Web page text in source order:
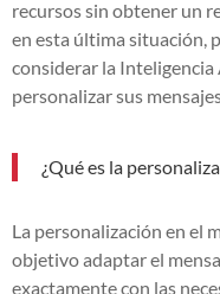
recursos sin obtener un
en esta última situación,
considerar la
personalizar sus
¿Qué es la
La personalización en el
objetivo adaptar el
exactamente con las